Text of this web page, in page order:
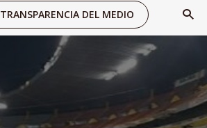
TRANSPARENCIA DEL MEDIO